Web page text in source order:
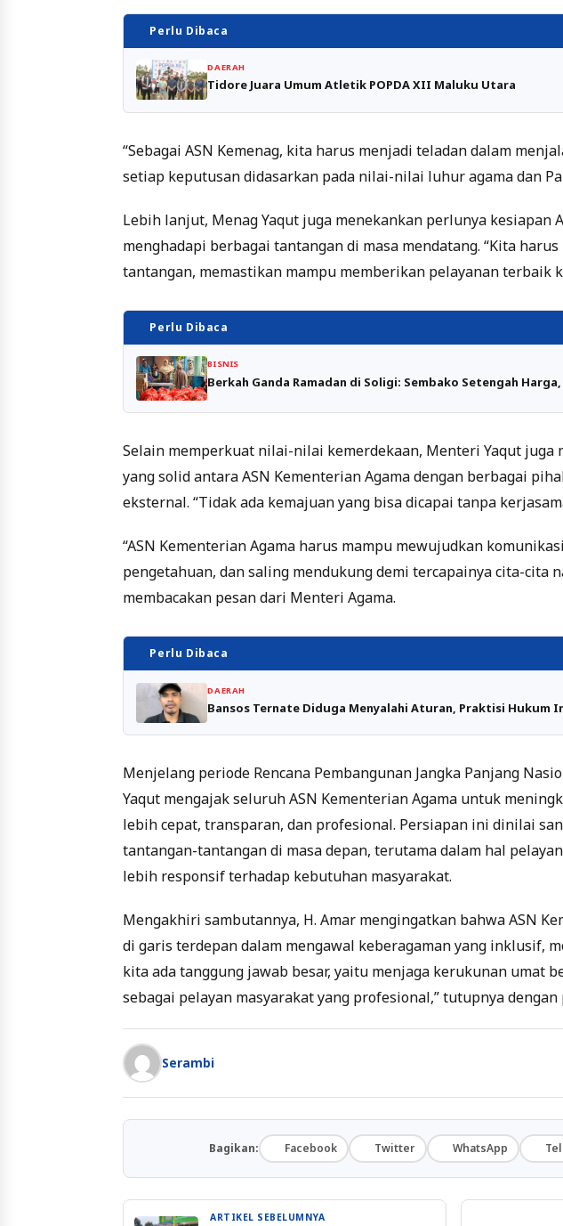
Perlu Dibaca
DAERAH
Tidore Juara Umum Atletik POPDA XII Maluku Utara
“Sebagai ASN Kemenag, kita harus menjadi teladan dalam
setiap keputusan didasarkan pada nilai-nilai luhur agama dan
Lebih lanjut, Menag Yaqut juga menekankan perlunya kesiapan
menghadapi berbagai tantangan di masa mendatang. “Kita
tantangan, memastikan mampu memberikan pelayanan terbaik
Perlu Dibaca
BISNIS
Berkah Ganda Ramadan di Soligi: Sembako Setengah
Selain memperkuat nilai-nilai kemerdekaan, Menteri Yaqut juga
yang solid antara ASN Kementerian Agama dengan berbagai
eksternal. “Tidak ada kemajuan yang bisa dicapai tanpa
“ASN Kementerian Agama harus mampu mewujudkan
pengetahuan, dan saling mendukung demi tercapainya cita-cita
membacakan pesan dari Menteri Agama.
Perlu Dibaca
DAERAH
Bansos Ternate Diduga Menyalahi Aturan, Praktisi Hukum
Menjelang periode Rencana Pembangunan Jangka Panjang
Yaqut mengajak seluruh ASN Kementerian Agama untuk
lebih cepat, transparan, dan profesional. Persiapan ini dinilai
tantangan-tantangan di masa depan, terutama dalam hal
lebih responsif terhadap kebutuhan masyarakat.
Mengakhiri sambutannya, H. Amar mengingatkan bahwa ASN
di garis terdepan dalam mengawal keberagaman yang inklusif,
kita ada tanggung jawab besar, yaitu menjaga kerukunan umat
sebagai pelayan masyarakat yang profesional,” tutupnya dengan
Serambi
Bagikan: Facebook Twitter WhatsApp
ARTIKEL SEBELUMNYA